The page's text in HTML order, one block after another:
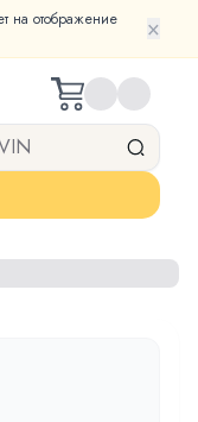
на отображение
×